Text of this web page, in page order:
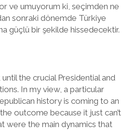
ve umuyorum ki, seçimden ne
sonraki dönemde Türkiye
güçlü bir şekilde hissedecektir.
the crucial Presidential and
In my view, a particular
history is coming to an
outcome because it just can’t
were the main dynamics that